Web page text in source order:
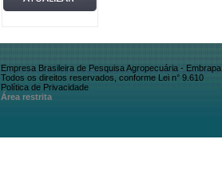
Empresa Brasileira de Pesquisa Agropecuária - Embrapa
Todos os direitos reservados, conforme Lei n° 9.610
Política de Privacidade
Área restrita